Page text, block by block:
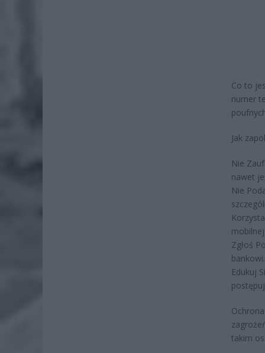
Co to
numer
Jak
Nie
nawet
Nie
Zgłoś
bankowi.
Edukuj
takim